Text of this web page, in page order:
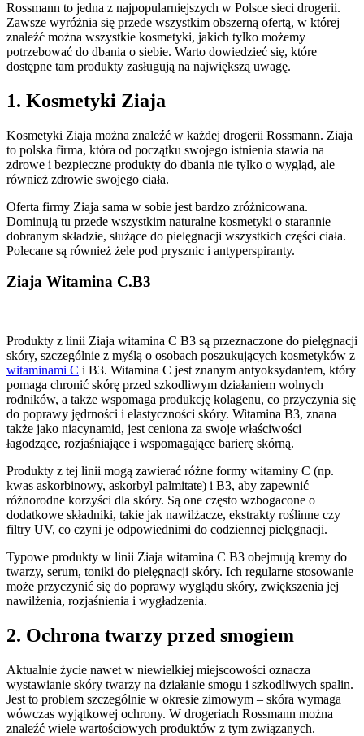
Rossmann to jedna z najpopularniejszych w Polsce sieci drogerii.
Zawsze wyróżnia się przede wszystkim obszerną ofertą, w której
znaleźć można wszystkie kosmetyki, jakich tylko możemy
potrzebować do dbania o siebie. Warto dowiedzieć się, które
dostępne tam produkty zasługują na największą uwagę.
1. Kosmetyki Ziaja
Kosmetyki Ziaja można znaleźć w każdej drogerii Rossmann. Ziaja
to polska firma, która od początku swojego istnienia stawia na
zdrowe i bezpieczne produkty do dbania nie tylko o wygląd, ale
również zdrowie swojego ciała.
Oferta firmy Ziaja sama w sobie jest bardzo zróżnicowana.
Dominują tu przede wszystkim naturalne kosmetyki o starannie
dobranym składzie, służące do pielęgnacji wszystkich części ciała.
Polecane są również żele pod prysznic i antyperspiranty.
Ziaja Witamina C.B3
Produkty z linii Ziaja witamina C B3 są przeznaczone do pielęgnacji
skóry, szczególnie z myślą o osobach poszukujących kosmetyków z
witaminami C i B3. Witamina C jest znanym antyoksydantem, który
pomaga chronić skórę przed szkodliwym działaniem wolnych
rodników, a także wspomaga produkcję kolagenu, co przyczynia się
do poprawy jędrności i elastyczności skóry. Witamina B3, znana
także jako niacynamid, jest ceniona za swoje właściwości
łagodzące, rozjaśniające i wspomagające barierę skórną.
Produkty z tej linii mogą zawierać różne formy witaminy C (np.
kwas askorbinowy, askorbyl palmitate) i B3, aby zapewnić
różnorodne korzyści dla skóry. Są one często wzbogacone o
dodatkowe składniki, takie jak nawilżacze, ekstrakty roślinne czy
filtry UV, co czyni je odpowiednimi do codziennej pielęgnacji.
Typowe produkty w linii Ziaja witamina C B3 obejmują kremy do
twarzy, serum, toniki do pielęgnacji skóry. Ich regularne stosowanie
może przyczynić się do poprawy wyglądu skóry, zwiększenia jej
nawilżenia, rozjaśnienia i wygładzenia.
2. Ochrona twarzy przed smogiem
Aktualnie życie nawet w niewielkiej miejscowości oznacza
wystawianie skóry twarzy na działanie smogu i szkodliwych spalin.
Jest to problem szczególnie w okresie zimowym – skóra wymaga
wówczas wyjątkowej ochrony. W drogeriach Rossmann można
znaleźć wiele wartościowych produktów z tym związanych.